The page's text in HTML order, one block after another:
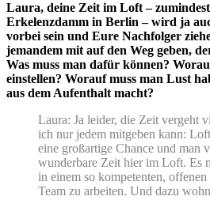
Laura, deine Zeit im Loft –
Erkelenzdamm in Berlin – wird ja
vorbei sein und Eure Nachfolger
jemandem mit auf den Weg geben,
Was muss man dafür können?
einstellen? Worauf muss man Lust
aus dem Aufenthalt macht?
Laura: Ja leider, die Zeit vergeht
ich nur jedem mitgeben kann:
eine großartige Chance und man
wunderbare Zeit hier im Loft. Es
in einem so kompetenten,
Team zu arbeiten. Und dazu